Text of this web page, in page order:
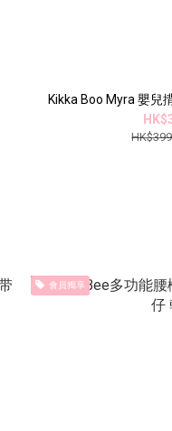
Kikka Boo Myra 嬰兒
會員獨享